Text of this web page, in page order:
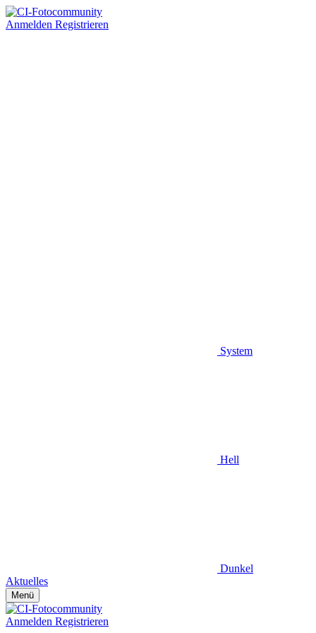
Anmelden Registrieren
System
Hell
Dunkel
Aktuelles
Menü
Anmelden Registrieren